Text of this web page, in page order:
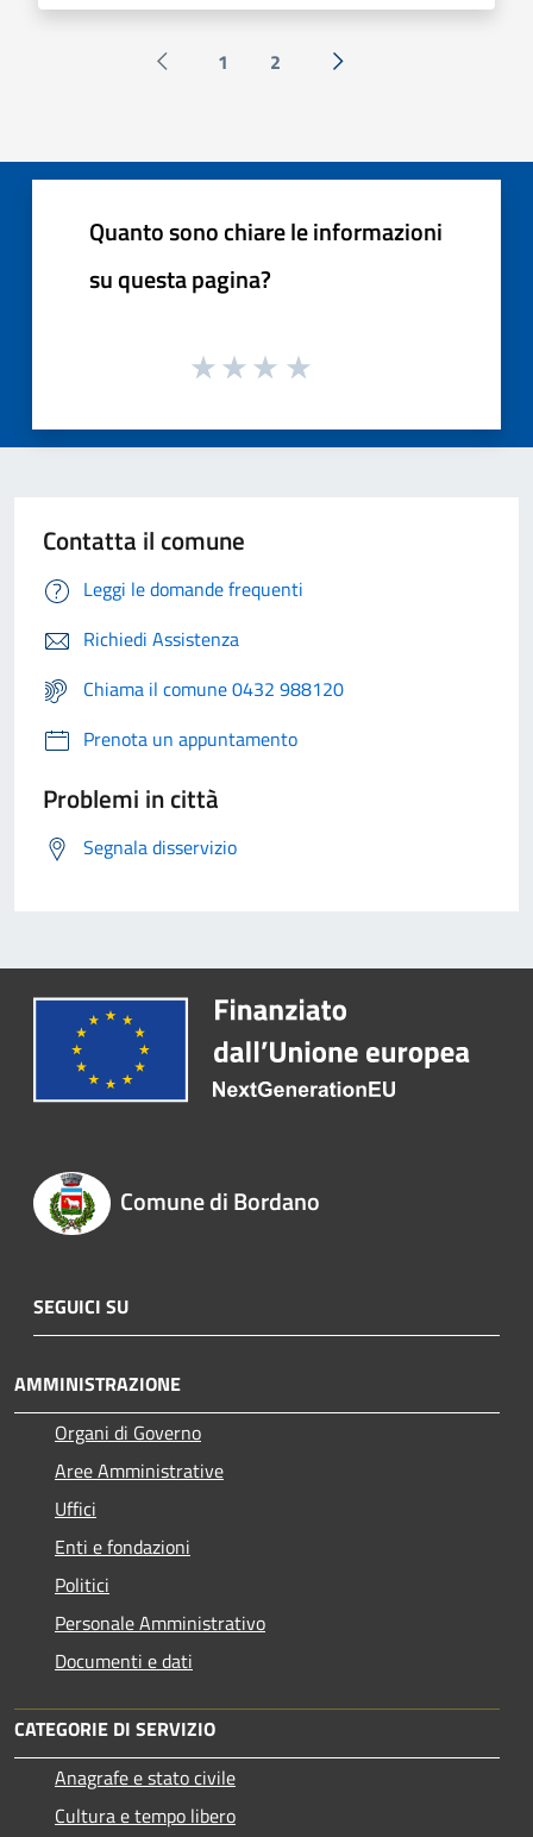
Pagina precedente
1 2 Successiva »
Quanto sono chiare le informazioni
su questa pagina?
Contatta il comune
Leggi le domande frequenti
Richiedi Assistenza
Chiama il comune 0432 988120
Prenota un appuntamento
Problemi in città
Segnala disservizio
Comune di Bordano
SEGUICI SU
AMMINISTRAZIONE
Organi di Governo
Aree Amministrative
Uffici
Enti e fondazioni
Politici
Personale Amministrativo
Documenti e dati
CATEGORIE DI SERVIZIO
Anagrafe e stato civile
Cultura e tempo libero